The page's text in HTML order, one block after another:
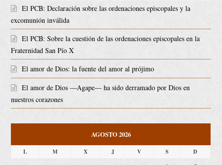
El PCB: Declaración sobre las ordenaciones episcopales y la
excomunión inválida
El PCB: Sobre la cuestión de las ordenaciones episcopales en la
Fraternidad San Pío X
El amor de Dios: la fuente del amor al prójimo
El amor de Dios ―Agape― ha sido derramado por Dios en
nuestros corazones
AGOSTO 2026
L M X J V S D